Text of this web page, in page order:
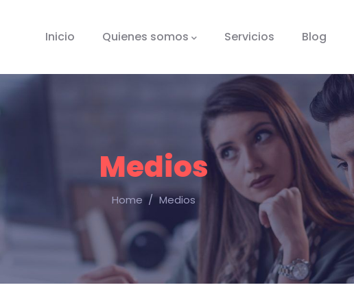
Inicio Quienes somos Servicios Blog
Medios
Home / Medios